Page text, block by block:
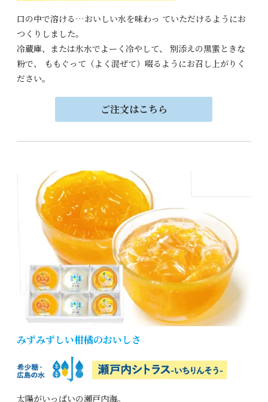
口の中で溶ける…おいしい水を味わっ ていただけるようにお
つくりしました。
冷蔵庫、または氷水でよーく冷やして、
別添えの黒蜜ときな
粉で、
ももぐって（よく混ぜて）啜るよ うにお召し上がりく
ださい。
ご注文はこちら
みずみずしい柑橘のおいしさ
太陽がいっぱいの瀬戸内海。